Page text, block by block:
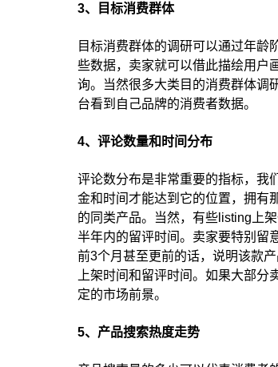
3、目标消费群体
目标消费群体的调研可以通过年龄
些数据，卖家就可以借此描绘用户
询。当然很多大类目的消费群体调
台看到自己品牌的消费者数据。
4、评论数量和时间分布
评论数分布是非常重要的指标，我
金和时间才能达到它的位置，拥有
的同类产品。当然，有些listing上
半年内的留评时间。卖家要特别留
前3个月甚至更前的话，说明该款
上架时间和留评时间。如果大部
定的市场前景。
5、产品搜索热度走势